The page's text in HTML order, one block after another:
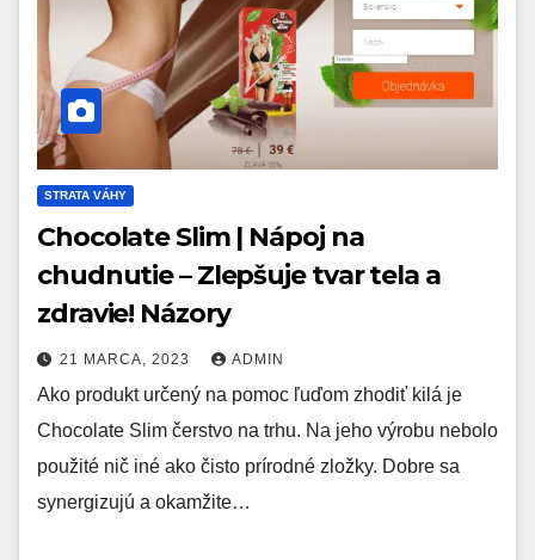
STRATA VÁHY
Chocolate Slim | Nápoj na
chudnutie – Zlepšuje tvar tela a
zdravie! Názory
21 MARCA, 2023 ADMIN
Ako produkt určený na pomoc ľuďom zhodiť kilá je
Chocolate Slim čerstvo na trhu. Na jeho výrobu nebolo
použité nič iné ako čisto prírodné zložky. Dobre sa
synergizujú a okamžite…